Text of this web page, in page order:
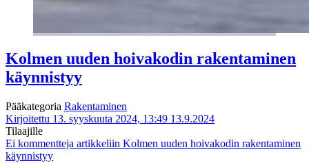
Kolmen uuden hoivakodin rakentaminen
käynnistyy
Pääkategoria Rakentaminen
Kirjoitettu 13. syyskuuta 2024, 13:49 13.9.2024
Tilaajille
Ei kommentteja artikkeliin Kolmen uuden hoivakodin rakentaminen
käynnistyy